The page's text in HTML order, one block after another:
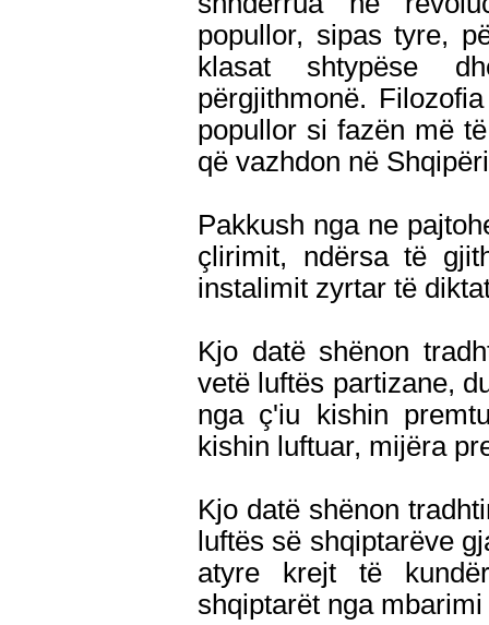
popullor, sipas tyre,
klasat shtypëse
përgjithmonë.
popullor si fazën më
që vazhdon në
Pakkush nga ne
çlirimit, ndërsa të
instalimit zyrtar të
Kjo datë shënon
vetë luftës partizane,
nga ç'iu kishin
kishin luftuar, mijëra
Kjo datë shënon
luftës së shqiptarëve
atyre krejt të
shqiptarët nga